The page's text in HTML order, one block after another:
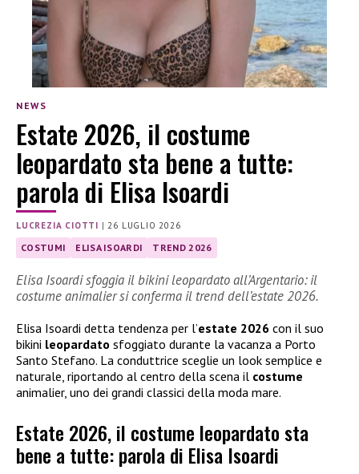
NEWS
Estate 2026, il costume
leopardato sta bene a tutte:
parola di Elisa Isoardi
LUCREZIA CIOTTI |26 LUGLIO 2026
COSTUMI ELISA ISOARDI TREND 2026
Elisa Isoardi sfoggia il bikini leopardato all’Argentario: il
costume animalier si conferma il trend dell’estate 2026.
Elisa Isoardi detta tendenza per l’estate 2026 con il suo
bikini leopardato sfoggiato durante la vacanza a Porto
Santo Stefano. La conduttrice sceglie un look semplice e
naturale, riportando al centro della scena il costume
animalier, uno dei grandi classici della moda mare.
Estate 2026, il costume leopardato sta
bene a tutte: parola di Elisa Isoardi